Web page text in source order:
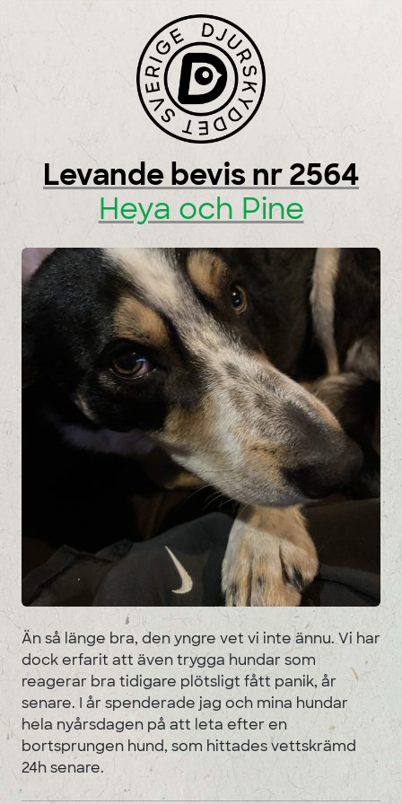
Skip to content
Levande bevis nr 2564
Heya och Pine
Än så länge bra, den yngre vet vi inte ännu. Vi har
dock erfarit att även trygga hundar som
reagerar bra tidigare plötsligt fått panik, år
senare. I år spenderade jag och mina hundar
hela nyårsdagen på att leta efter en
bortsprungen hund, som hittades vettskrämd
24h senare.